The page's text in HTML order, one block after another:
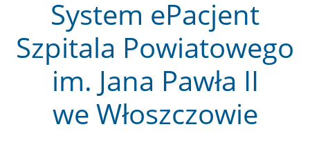
System ePacjent
Szpitala Powiatowego
im. Jana Pawła II
we Włoszczowie